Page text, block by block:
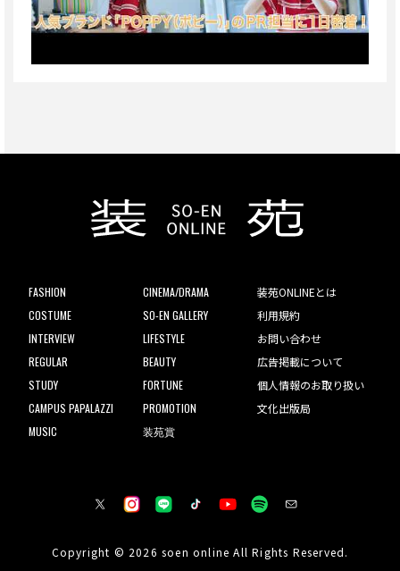
FASHION
COSTUME
INTERVIEW
REGULAR
STUDY
CAMPUS PAPALAZZI
MUSIC
CINEMA/DRAMA
SO-EN GALLERY
LIFESTYLE
BEAUTY
FORTUNE
PROMOTION
装苑賞
装苑ONLINEとは
利用規約
お問い合わせ
広告掲載について
個人情報のお取り扱い
文化出版局
Copyright © 2026 soen online All Rights Reserved.